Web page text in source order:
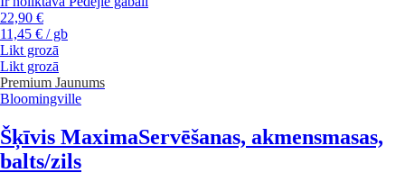
22,90 €
11,45 € / gb
Likt grozā
Likt grozā
Premium Jaunums
Bloomingville
Šķīvis MaximaServēšanas, akmensmasas,
balts/zils